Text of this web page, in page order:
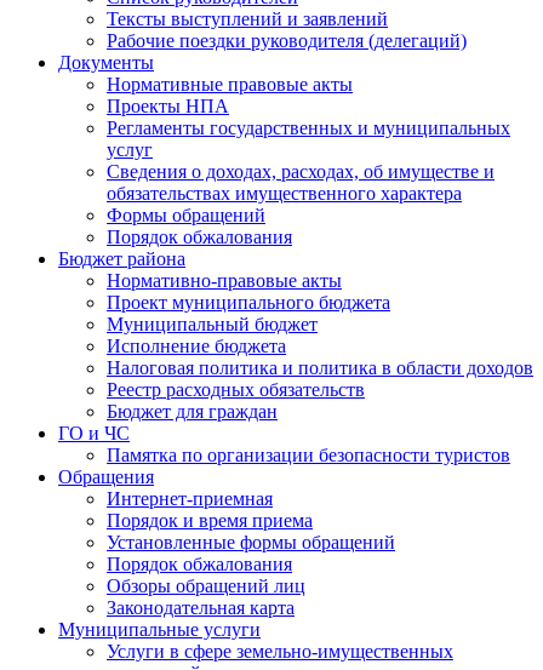
Тексты выступлений и заявлений
Рабочие поездки руководителя (делегаций)
Документы
Нормативные правовые акты
Проекты НПА
Регламенты государственных и муниципальных
услуг
Сведения о доходах, расходах, об имуществе и
обязательствах имущественного характера
Формы обращений
Порядок обжалования
Бюджет района
Нормативно-правовые акты
Проект муниципального бюджета
Муниципальный бюджет
Исполнение бюджета
Налоговая политика и политика в области доходов
Реестр расходных обязательств
Бюджет для граждан
ГО и ЧС
Памятка по организации безопасности туристов
Обращения
Интернет-приемная
Порядок и время приема
Установленные формы обращений
Порядок обжалования
Обзоры обращений лиц
Законодательная карта
Муниципальные услуги
Услуги в сфере земельно-имущественных